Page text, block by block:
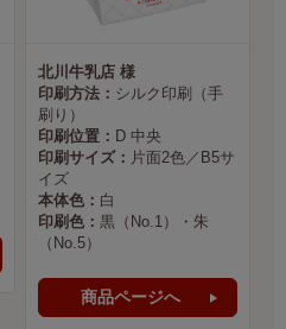
北川牛乳店 様
印刷方法： シルク印刷（手
刷り）
印刷位置： D 中央
印刷サイズ： 片面2色／B5サ
イズ
本体色： 白
印刷色： 黒（No.1）・朱
（No.5）
商品ページへ